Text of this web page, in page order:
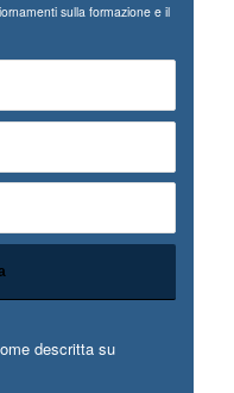
sulla formazione e il
descritta su